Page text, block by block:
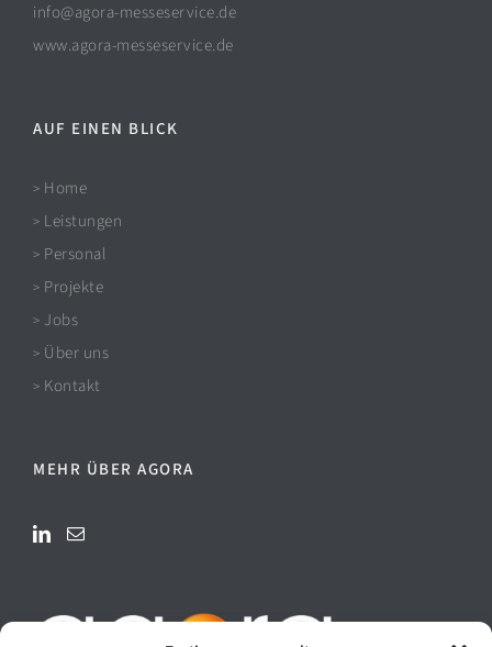
info@agora-messeservice.de
www.agora-messeservice.de
AUF EINEN BLICK
> Home
> Leistungen
> Personal
> Projekte
> Jobs
> Über uns
> Kontakt
MEHR ÜBER AGORA